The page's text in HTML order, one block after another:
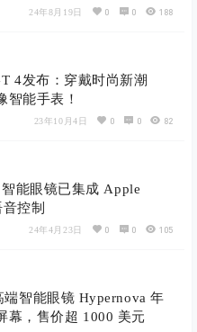
24年8月19日 0 0 188
4发布：穿戴时尚新潮
智能手表！
23年10月4日 0 0 82
能眼镜已集成 Apple
控制
24年4月23日 0 0 105
端智能眼镜 Hypernova 年
幕，售价超 1000 美元